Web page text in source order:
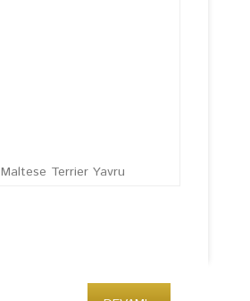
Maltese Terrier Yavru